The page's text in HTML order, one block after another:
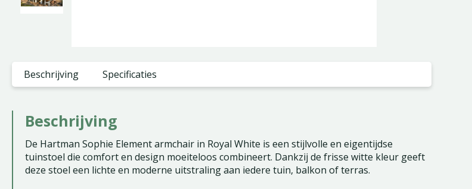
Beschrijving Specificaties
Beschrijving
De Hartman Sophie Element armchair in Royal White is een stijlvolle en eigentijdse
tuinstoel die comfort en design moeiteloos combineert. Dankzij de frisse witte kleur geeft
deze stoel een lichte en moderne uitstraling aan iedere tuin, balkon of terras.